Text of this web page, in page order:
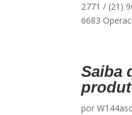
2771 / (21)
6683
Saiba
por